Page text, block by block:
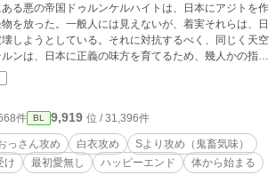
る悪の帝国ドゥルンケルハイトは、日本にアジトを作
を放った。一般人には見えないが、着実それらは、日
しようとしている。それに対抗するべく、同じく天空
ンは、日本に正義の味方を育てるため、幾人かの指導
。その一人であるガイは、常日頃正義の味方のハルキ
輝力について教えながら、実戦時には、時折自分も参
の幹部で、異邦神とは比べものにならないほど強いリ
どは、まだハルキには対処が困難なので、ガイが応戦
ガイはリオンにキスをした。そうして体から始まる、
っさん攻め×男前不憫な悪の組織の幹部のお話。※及
能バトルBL企画』参加作品です。コンセプトは正義
織の幹部です。またご当地風ですが、架空の街です。
件 BL 9,919 位 / 31,396件
っさん攻め 白衣攻め
Sより攻め（鬼畜気味）
け 最初愛無し ハッピーエンド
体から始まる